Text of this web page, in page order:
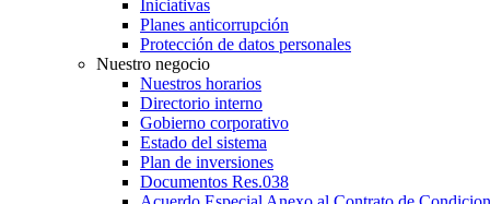
Iniciativas
Planes anticorrupción
Protección de datos personales
Nuestro negocio
Nuestros horarios
Directorio interno
Gobierno corporativo
Estado del sistema
Plan de inversiones
Documentos Res.038